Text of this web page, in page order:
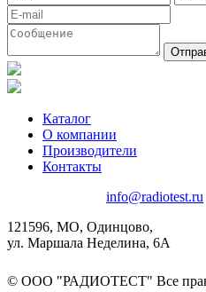
Каталог
О компании
Производители
Контакты
info@radiotest.ru
121596, МО, Одинцово,
ул. Маршала Неделина, 6А
© ООО "РАДИОТЕСТ" Все